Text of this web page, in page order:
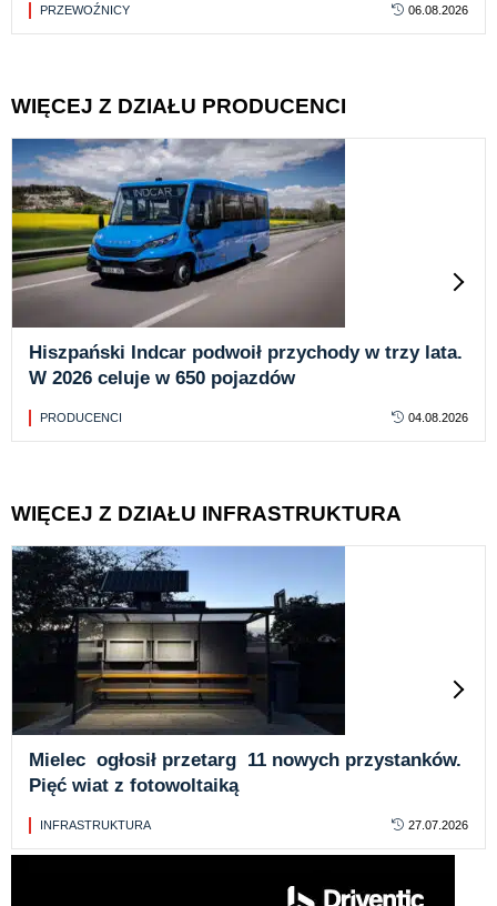
PRZEWOŹNICY 06.08.2026
WIĘCEJ Z DZIAŁU PRODUCENCI
Hiszpański Indcar podwoił przychody w trzy lata.
W 2026 celuje w 650 pojazdów
PRODUCENCI 04.08.2026
WIĘCEJ Z DZIAŁU INFRASTRUKTURA
Mielec ogłosił przetarg 11 nowych przystanków.
Pięć wiat z fotowoltaiką
INFRASTRUKTURA 27.07.2026